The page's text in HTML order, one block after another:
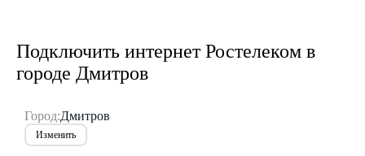
Подключить интернет Ростелеком в
городе Дмитров
Город:Дмитров
Изменить